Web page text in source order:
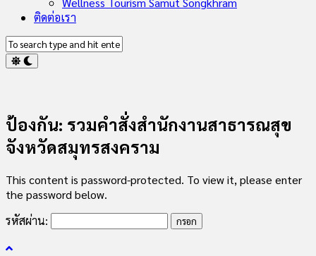
ติดต่อเรา
ป้องกัน: รวมคำสั่งสำนักงานสาธารณสุข
จังหวัดสมุทรสงคราม
This content is password-protected. To view it, please enter
the password below.
รหัสผ่าน: